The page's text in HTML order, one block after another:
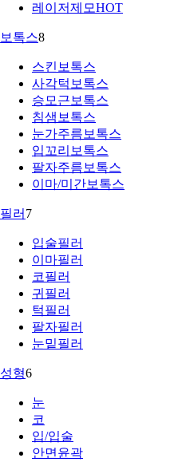
레이저제모HOT
보톡스8
스킨보톡스
사각턱보톡스
승모근보톡스
침샘보톡스
눈가주름보톡스
입꼬리보톡스
팔자주름보톡스
이마/미간보톡스
필러 7
입술필러
이마필러
코필러
귀필러
턱필러
팔자필러
눈밑필러
성형6
눈
코
입/입술
안면윤곽